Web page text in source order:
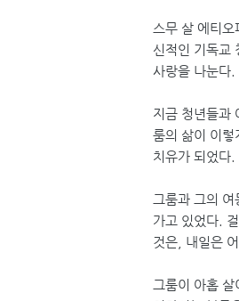
스무 살 에티
신적인 기독교
사랑을 나눈다.
지금 청년들과
룸의 삶이 이렇
치유가 되었다.
그룸과 그의
가고 있었다.
것은, 내일은
그룸이 아홉